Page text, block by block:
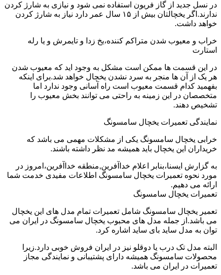
در نسل جدید از گاز فریون استفاده نمی شود و نیازی به شارژ کردن
ندارند.اگر یخچالتان بیش از ۱۵ سال عمر دارد نیاز به شارژ کردن
خواهد داشت.
خراب و معیوب شدن متراکم کننده،یخ زدا و تایمرش و یا رله
استارت
در این قسمت ها ممکن است مشکل به وجود اید که معیوب شدن
هر یک از آن ها منجر به سرد نشدن یخچال خواهد شد.برای اینکه
بفهمید کدام قسمت معیوب است راه آسانی وجود ندارد اما
متخصصان در این زمینه به راحتی می توانند بخش معیوب را
تشخیص دهند.
نمایندگی تعمیرات یخچال سامسونگ
خرابی یخچال سامسونگ یکی از مشکلات مهمی می باشد که
خریداران این یخچال باید همیشه مد نظر داشته باشند.
به گزارش ایسنا،بنابر اعلام خداآفرین,منطقه خداآفرین،امروز در
مورد نحوه تعمیرات یخچال سامسونگ اطلاعات مفیدی خدمت شما
ارائه می دهیم.
تعمیرات یخچال سامسونگ
تعمیر یخچال سامسونگ شامل تعمیرات تمام مدل های این یخچال
می باشد.از جمله مدل های محبوب یخچال سامسونگ در ایران می
توان به مدل ساید بای ساید اشاره کرد.
البته مدل تک درب یا دوقلو نیز در ایران فروش خوبی دارد.زیرا
محصولات سامسونگ همیشه دارای پشتیبانی و نمایندگی مجاز
تعمیرات در ایران می باشد.